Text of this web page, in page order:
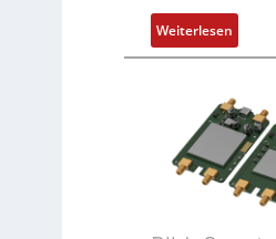
e
n
t
m
i
t
S
p
Weiterlesen:
1
-
Z
o
l
l